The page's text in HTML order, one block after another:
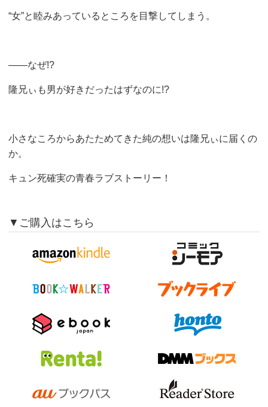
“女”と睦みあっているところを目撃してしまう。
――なぜ!?
隆兄ぃも男が好きだったはずなのに!?
小さなころからあたためてきた純の想いは隆兄ぃに届くの
か。
キュン死確実の青春ラブストーリー！
▼ご購入はこちら